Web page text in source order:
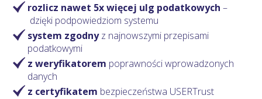
rozlicz nawet 5x więcej ulg podatkowych–
dzięki podpowiedziom systemu
system zgodnyz najnowszymi przepisami
podatkowymi
z weryfikatorem poprawności wprowadzonych
danych
z certyfikatem bezpieczeństwa USERTrust